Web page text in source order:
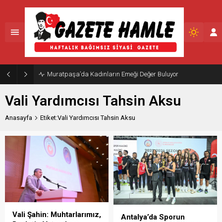
Muratpaşa’da Kadınların Emeği Değer Buluyor
Vali Yardımcısı Tahsin Aksu
Anasayfa Etiket:Vali Yardımcısı Tahsin Aksu
Vali Şahin: Muhtarlarımız,
Antalya’da Sporun